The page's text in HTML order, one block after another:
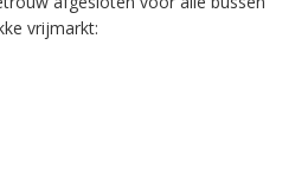
vrijmarkt: